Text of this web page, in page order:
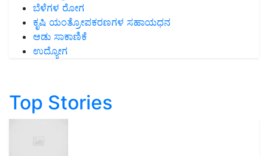
ಬೆಳೆಗಳ ರೋಗ
ಕೃಷಿ ಯಂತ್ರೋಪಕರಣಗಳ ಸಹಾಯಧನ
ಆಡು ಸಾಕಾಣಿಕೆ
ಉದ್ಯೋಗ
Top Stories